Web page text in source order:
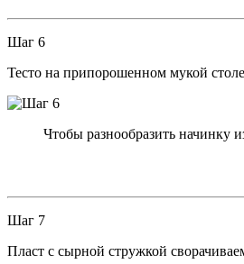
Шаг 6
Тесто на припорошенном мукой
Чтобы разнообразить начинку
Шаг 7
Пласт с сырной стружкой